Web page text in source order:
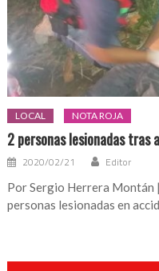
LOCAL NOTA ROJA
2 personas lesionadas
2020/02/21 Editor
Por Sergio Herrera Montán
personas lesionadas en
Navegación